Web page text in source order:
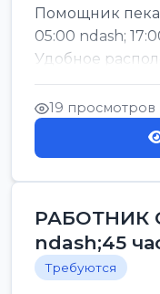
Помощник
05:00 ndash;
Удобное
го...
19 просмотров
РАБОТНИК
ndash;45
Требуются